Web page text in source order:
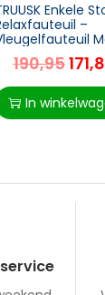
Enkele
–
Getufte Houten
Polyester Grijs –
102 cm
190,95
In